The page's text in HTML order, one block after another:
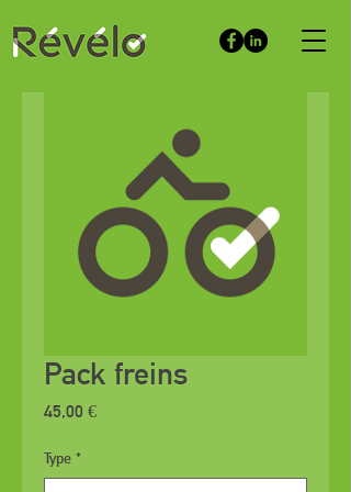
Pack freins
45,00 €Prix
Type *